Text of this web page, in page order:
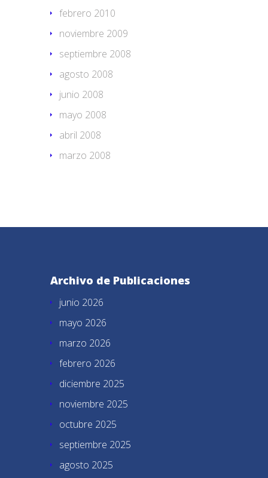
febrero 2010
noviembre 2009
septiembre 2008
agosto 2008
junio 2008
mayo 2008
abril 2008
marzo 2008
Archivo de Publicaciones
junio 2026
mayo 2026
marzo 2026
febrero 2026
diciembre 2025
noviembre 2025
octubre 2025
septiembre 2025
agosto 2025